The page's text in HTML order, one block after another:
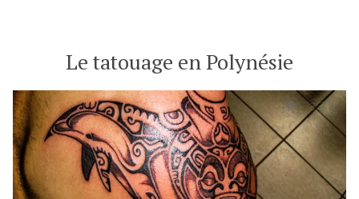
Le tatouage en Polynésie